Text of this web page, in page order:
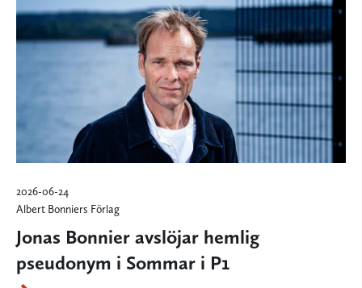
2026-06-24
Albert Bonniers Förlag
Jonas Bonnier avslöjar hemlig
pseudonym i Sommar i P1